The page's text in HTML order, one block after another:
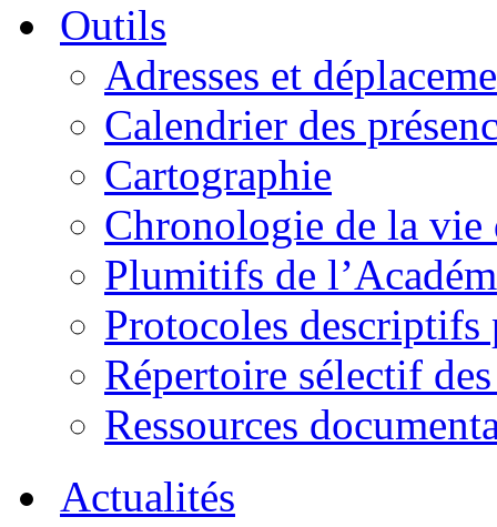
Outils
Adresses et
Calendrier des
Cartographie
Chronologie de la vie
Plumitifs de
Protocoles descriptifs
Répertoire sélectif
Ressources
Actualités